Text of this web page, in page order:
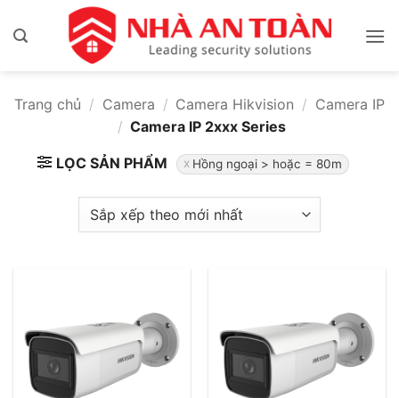
qua
Trang chủ / Camera / Camera Hikvision / Camera IP
/ Camera IP 2xxx Series
LỌC SẢN PHẨM Hồng ngoại > hoặc = 80m